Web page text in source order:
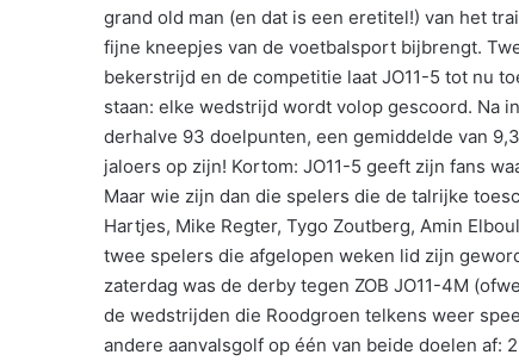
grand old man (en dat is een eretitel!) van het
fijne kneepjes van de voetbalsport bijbrengt.
bekerstrijd en de competitie laat JO11-5 tot nu
staan: elke wedstrijd wordt volop gescoord. Na
derhalve 93 doelpunten, een gemiddelde van
jaloers op zijn! Kortom: JO11-5 geeft zijn fans
Maar wie zijn dan die spelers die de talrijke
Hartjes, Mike Regter, Tygo Zoutberg, Amin
twee spelers die afgelopen weken lid zijn
zaterdag was de derby tegen ZOB JO11-4M
de wedstrijden die Roodgroen telkens weer
andere aanvalsgolf op één van beide doelen af: